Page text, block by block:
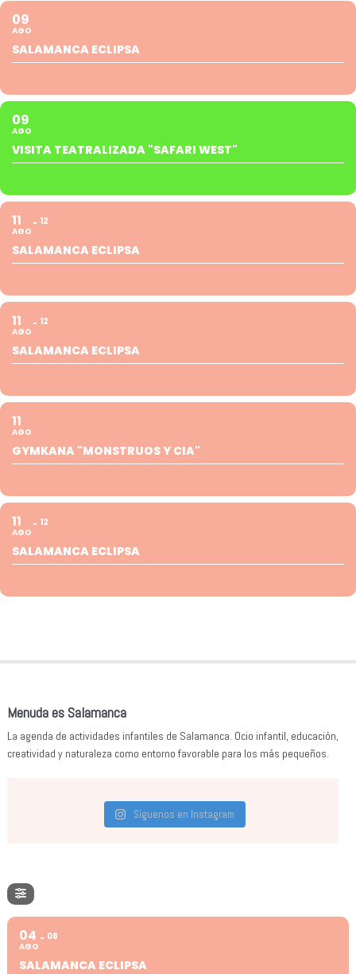
09
AGO
SALAMANCA ECLIPSA
09
AGO
VISITA TEATRALIZADA "SAFARI WEST"
11
AGO
12
SALAMANCA ECLIPSA
11
AGO
12
SALAMANCA ECLIPSA
11
AGO
GYMKANA "MONSTRUOS Y CIA"
11
AGO
12
SALAMANCA ECLIPSA
Menuda es Salamanca
La agenda de actividades infantiles de Salamanca. Ocio infantil, educación,
creatividad y naturaleza como entorno favorable para los más pequeños.
Síguenos en Instagram
04
AGO
08
SALAMANCA ECLIPSA